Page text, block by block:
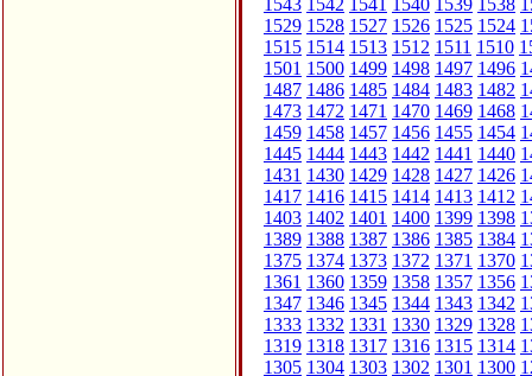
1543 1542 1541 1540 1539 1538
1529 1528 1527 1526 1525 1524
1515 1514 1513 1512 1511 1510
1501 1500 1499 1498 1497 1496
1487 1486 1485 1484 1483 1482
1473 1472 1471 1470 1469 1468
1459 1458 1457 1456 1455 1454
1445 1444 1443 1442 1441 1440
1431 1430 1429 1428 1427 1426
1417 1416 1415 1414 1413 1412
1403 1402 1401 1400 1399 1398
1389 1388 1387 1386 1385 1384
1375 1374 1373 1372 1371 1370
1361 1360 1359 1358 1357 1356
1347 1346 1345 1344 1343 1342
1333 1332 1331 1330 1329 1328
1319 1318 1317 1316 1315 1314
1305 1304 1303 1302 1301 1300